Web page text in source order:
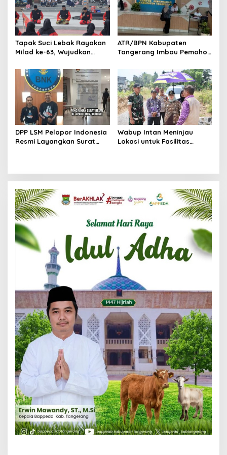
Tapak Suci Lebak Rayakan
Milad ke-63, Wujudkan
Menuju Kancah Dunia
ATR/BPN Kabupaten
Tangerang Imbau Pemohon
Berkas Mandek
DPP LSM Pelopor Indonesia
Resmi Layangkan Surat
Wabup Intan Meninjau
Lokasi untuk Fasilitas